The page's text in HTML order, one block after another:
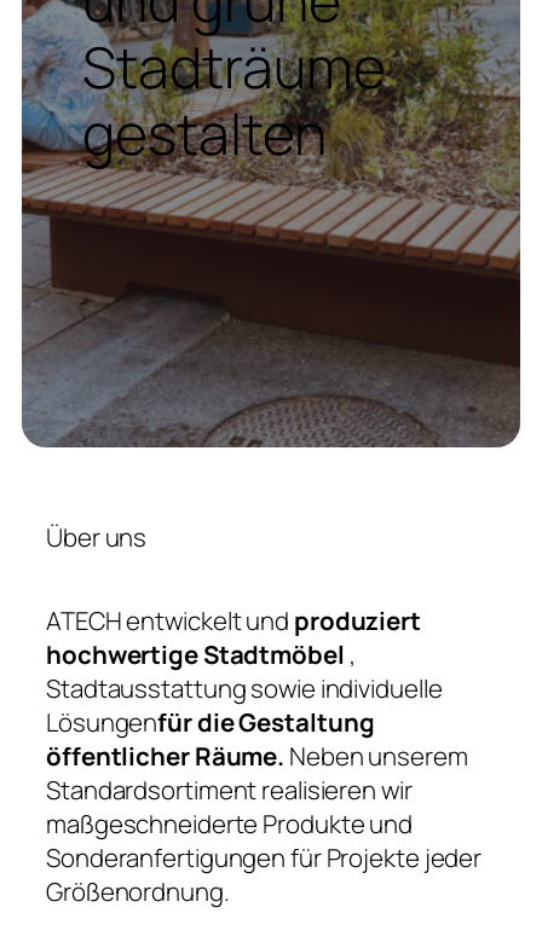
Stadträume
gestalten
Über uns
ATECH entwickelt und produziert
hochwertige Stadtmöbel ,
Stadtausstattung sowie individuelle
Lösungenfür die Gestaltung
öffentlicher Räume. Neben unserem
Standardsortiment realisieren wir
maßgeschneiderte Produkte und
Sonderanfertigungen für Projekte jeder
Größenordnung.